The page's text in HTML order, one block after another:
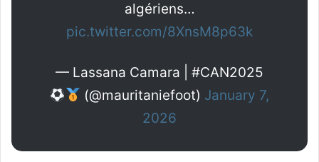
algériens…
pic.twitter.com/8XnsM8p63k
— Lassana Camara | #CAN2025
(@mauritaniefoot) January 7,
2026